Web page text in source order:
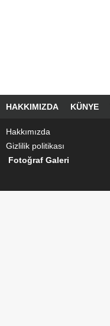
HAKKIMIZDA KÜNYE
Hakkımızda
Gizlilik politikası
Fotoğraf Galeri